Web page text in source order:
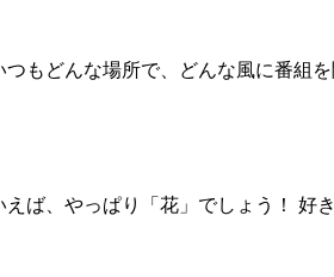
もどんな場所で、どんな風に番組
ば、やっぱり「花」でしょう！ 好